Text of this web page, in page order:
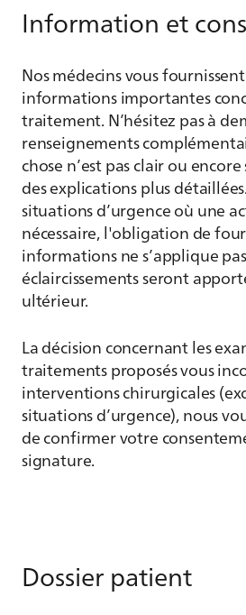
Information et
Nos médecins vous
informations importantes
traitement. N’hésitez pas à
renseignements
chose n’est pas clair ou
des explications plus
situations d’urgence où une
nécessaire, l'obligation de
informations ne s’applique
éclaircissements seront
ultérieur.
La décision concernant les
traitements proposés vous
interventions chirurgicales
situations d’urgence), nous
de confirmer votre
signature.
Dossier patient